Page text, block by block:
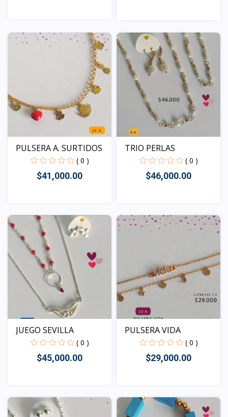
Vista Vista
PULSERA A. SURTIDOS
( 0 )
$41,000.00
Vista
TRIO PERLAS
( 0 )
$46,000.00
Vista
JUEGO SEVILLA
( 0 )
$45,000.00
Vista
PULSERA VIDA
( 0 )
$29,000.00
Vista